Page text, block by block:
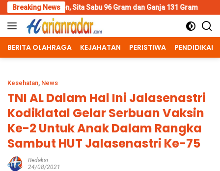
Skip
to
content
Breaking News
Sabu 96 Gram dan Ganja 131 Gram Wujud Polisi
BERITA OLAHRAGA KEJAHATAN PERISTIWA PENDIDIKAN
Kesehatan, News
TNI AL Dalam Hal Ini Jalasenastri
Kodiklatal Gelar Serbuan Vaksin
Ke-2 Untuk Anak Dalam Rangka
Sambut HUT Jalasenastri Ke-75
Redaksi
24/08/2021